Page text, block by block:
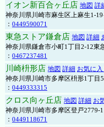
イオン新百合ヶ丘店 地図 詳
神奈川県川崎市麻生区上麻生1-
： 0449590071
東急ストア鎌倉店 地図 詳細
神奈川県鎌倉市小町1丁目2-12東
： 0467237481
川崎枡形店 地図 詳細 お気に
神奈川県川崎市多摩区枡形1丁目
： 0449333315
クロス向ヶ丘店 地図 詳細 お
神奈川県川崎市多摩区登戸2779-
： 0449118671